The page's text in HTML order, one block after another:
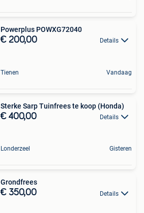
Powerplus POWXG72040
€ 200,00 Details
Tienen Vandaag
Sterke Sarp Tuinfrees te koop (Honda)
€ 400,00 Details
Londerzeel Gisteren
Grondfrees
€ 350,00 Details